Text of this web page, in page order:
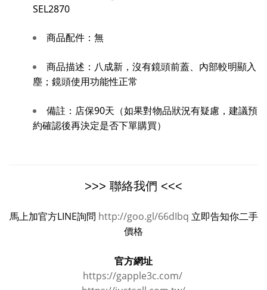
SEL2870
商品配件： 無
商品描述： 八成新，沒有鏡頭前蓋、內部較明顯入
塵；鏡頭使用功能性正常
備註： 店保90天（如果對物品狀況有疑慮，建議預
約確認後再決定是否下單購買）
>>> 聯絡我們 <<<
馬上加官方LINE詢問 http://goo.gl/66dIbq 立即告知你二手
價格
官方網址
https://gapple3c.com/